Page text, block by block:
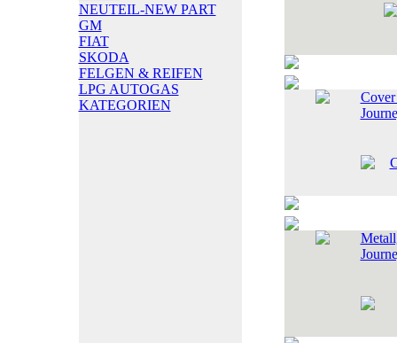
NEUTEIL-NEW PART
GM
FIAT
SKODA
FELGEN & REIFEN
LPG AUTOGAS
KATEGORIEN